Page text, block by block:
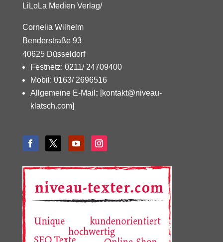
LiLoLa Medien Verlag/
Cornelia Wilhelm
Benderstraße 93
40625 Düsseldorf
Festnetz: 0211/ 24709400
Mobil: 0163/ 2696516
Allgemeine E-Mail : [kontakt@niveau-
klatsch.com]